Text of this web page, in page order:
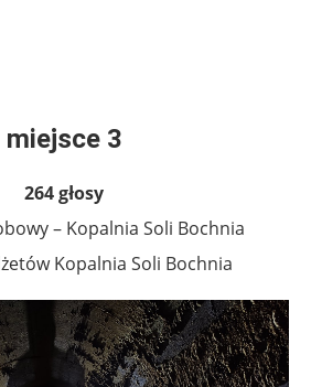
miejsce 3
264 głosy
– Kopalnia Soli Bochnia
Kopalnia Soli Bochnia